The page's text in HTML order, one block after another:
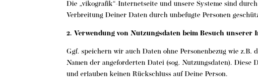
Die „vikografik“-Internetseite und unsere Systeme sind
Verbreitung Deiner Daten durch unbefugte Personen
2. Verwendung von Nutzungsdaten beim Besuch unserer
Ggf. speichern wir auch Daten ohne Personenbezug wie
Namen der angeforderten Datei (sog. Nutzungsdaten). Diese
und erlauben keinen Rückschluss auf Deine Person.